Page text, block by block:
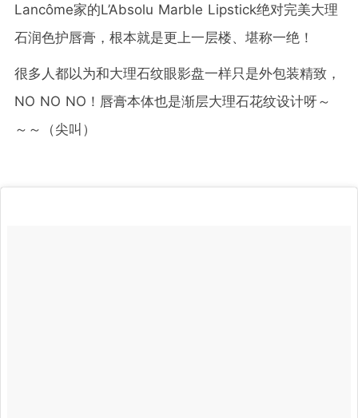
Lancôme家的L’Absolu Marble Lipstick绝对完美大理
石润色护唇膏，根本就是更上一层楼、堪称一绝！
很多人都以为和大理石纹眼影盘一样只是外包装精致，
NO NO NO！唇膏本体也是渐层大理石花纹设计呀～
～～（尖叫）